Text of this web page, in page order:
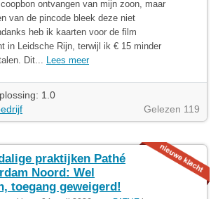
ontvangen van mijn zoon, maar
van de pincode bleek deze niet
heb ik kaarten voor de film
in Leidsche Rijn, terwijl ik € 15 minder
Dit... Lees meer
1.0
Gelezen 119
praktijken Pathé
Noord: Wel
toegang geweigerd!